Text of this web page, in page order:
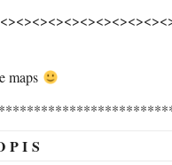
maps
P I S